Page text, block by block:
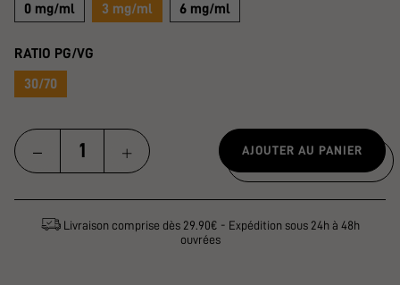
0 mg/ml 3 mg/ml 6 mg/ml
RATIO PG/VG
30/70
AJOUTER AU PANIER
Livraison comprise dès 29.90€ - Expédition sous 24h à 48h
ouvrées